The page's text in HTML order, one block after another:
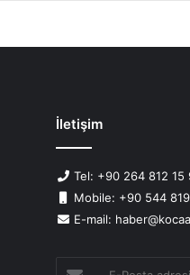
İletişim
Tel: +90 264 812 15
Mobile: +90 544
E-mail: